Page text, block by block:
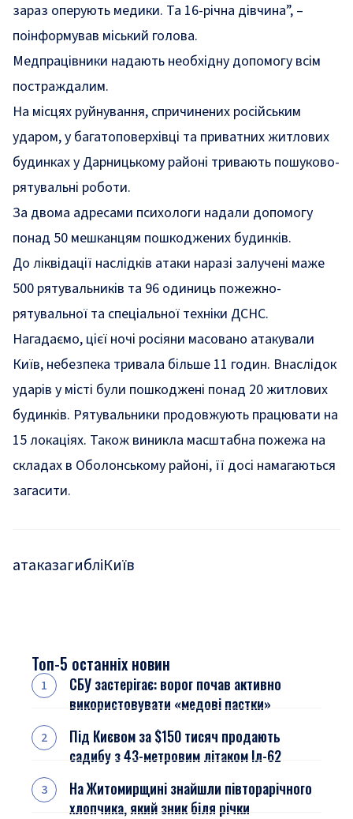
зараз оперують медики. Та 16-річна дівчина”, –
поінформував міський голова.
Медпрацівники надають необхідну допомогу всім
постраждалим.
На місцях руйнування, спричинених російським
ударом, у багатоповерхівці та приватних житлових
будинках у Дарницькому районі тривають пошуково-
рятувальні роботи.
За двома адресами психологи надали допомогу
понад 50 мешканцям пошкоджених будинків.
До ліквідації наслідків атаки наразі залучені маже
500 рятувальників та 96 одиниць пожежно-
рятувальної та спеціальної техніки ДСНС.
Нагадаємо, цієї ночі росіяни масовано атакували
Київ, небезпека тривала більше 11 годин. Внаслідок
ударів у місті були пошкоджені понад 20 житлових
будинків. Рятувальники продовжують працювати на
15 локаціях. Також виникла масштабна пожежа на
складах в Оболонському районі, її досі намагаються
загасити.
атаказагибліКиїв
Топ-5 останніх новин
СБУ застерігає: ворог почав активно
використовувати «медові пастки»
Під Києвом за $150 тисяч продають
садибу з 43-метровим літаком Іл-62
На Житомирщині знайшли півторарічного
хлопчика, який зник біля річки